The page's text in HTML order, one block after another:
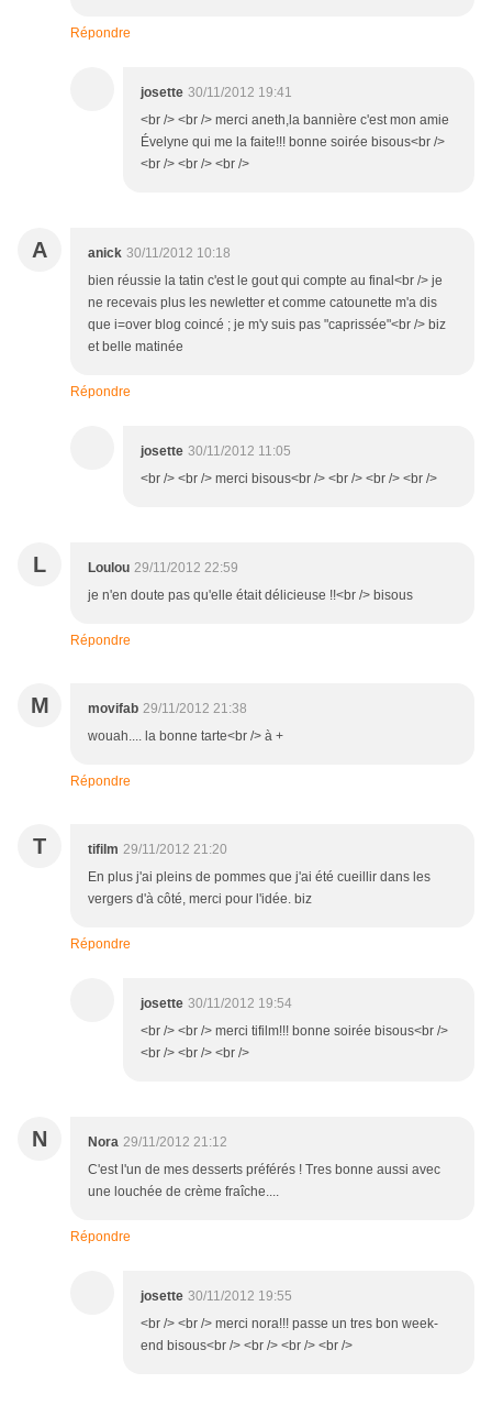
Répondre
josette 30/11/2012 19:41
<br /> <br /> merci aneth,la bannière c'est mon amie
Évelyne qui me la faite!!! bonne soirée bisous<br />
<br /> <br /> <br />
A anick 30/11/2012 10:18
bien réussie la tatin c'est le gout qui compte au final<br /> je
ne recevais plus les newletter et comme catounette m'a dis
que i=over blog coincé ; je m'y suis pas "caprissée"<br /> biz
et belle matinée
Répondre
josette 30/11/2012 11:05
<br /> <br /> merci bisous<br /> <br /> <br /> <br />
L Loulou 29/11/2012 22:59
je n'en doute pas qu'elle était délicieuse !!<br /> bisous
Répondre
M movifab 29/11/2012 21:38
wouah.... la bonne tarte<br /> à +
Répondre
T tifilm 29/11/2012 21:20
En plus j'ai pleins de pommes que j'ai été cueillir dans les
vergers d'à côté, merci pour l'idée. biz
Répondre
josette 30/11/2012 19:54
<br /> <br /> merci tifilm!!! bonne soirée bisous<br />
<br /> <br /> <br />
N Nora 29/11/2012 21:12
C'est l'un de mes desserts préférés ! Tres bonne aussi avec
une louchée de crème fraîche....
Répondre
josette 30/11/2012 19:55
<br /> <br /> merci nora!!! passe un tres bon week-
end bisous<br /> <br /> <br /> <br />